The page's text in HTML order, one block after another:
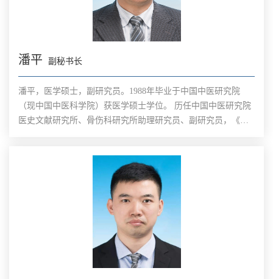
潘平 副秘书长
潘平，医学硕士，副研究员。1988年毕业于中国中医研究院
（现中国中医科学院）获医学硕士学位。 历任中国中医研究院
医史文献研究所、骨伤科研究所助理研究员、副研究员，《中
电子商务数据中心总经理，东方脉搏中医药国际培训中心主
任，世界中医药学会联合会学术部主任等职。